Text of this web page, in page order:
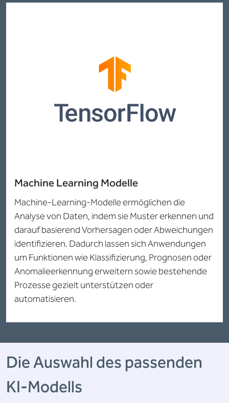
Machine Learning Modelle
Machine-Learning-Modelle ermöglichen die
Analyse von Daten, indem sie Muster erkennen und
darauf basierend Vorhersagen oder Abweichungen
identifizieren. Dadurch lassen sich Anwendungen
um Funktionen wie Klassifizierung, Prognosen oder
Anomalieerkennung erweitern sowie bestehende
Prozesse gezielt unterstützen oder
automatisieren.
Die Auswahl des passenden
KI-Modells